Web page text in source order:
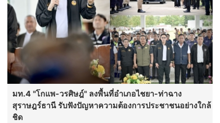
มท.4 "โกแพ-วรศิษฎ์" ลงพื้นที่อำเภอไชยา-ท่าฉาง
สุราษฎร์ธานี รับฟังปัญหาความต้องการประชาชนอย่างใกล้
ชิด